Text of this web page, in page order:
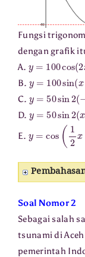
Fungsi
dengan grafik
A. 100cos 2x
B. 100sin x
C. 50sin (−x
D. 50sin (x−
E. 2x −
Soal Nomor 2
Sebagai salah
tsunami di
pemerintah